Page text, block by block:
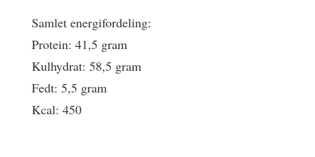
Samlet energifordeling:
Protein: 41,5 gram
Kulhydrat: 58,5 gram
Fedt: 5,5 gram
Kcal: 450